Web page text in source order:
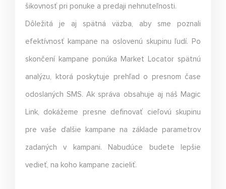
šikovnosť pri ponuke a predaji nehnuteľnosti.
Dôležitá je aj spätná väzba, aby sme poznali
efektívnosť kampane na oslovenú skupinu ľudí. Po
skončení kampane ponúka Market Locator spätnú
analýzu, ktorá poskytuje prehľad o presnom čase
odoslaných SMS. Ak správa obsahuje aj náš Magic
Link, dokážeme presne definovať cieľovú skupinu
pre vaše ďalšie kampane na základe parametrov
zadaných v kampani. Nabudúce budete lepšie
vedieť, na koho kampane zacieliť.